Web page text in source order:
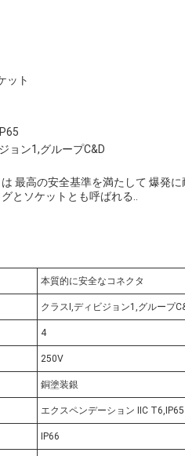
ット
ョン1,グループC&D
最高の安全基準を満たして 爆発
とソケットとも呼ばれる..
本質的に安全なコネクタ
クラスI,ディビジョン1,グループ
4
250V
銅塗装銀
エクスペンデーション IIC T6,IP65
IP66